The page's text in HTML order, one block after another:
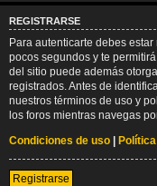
REGISTRARSE
Para autenticarte debes
pocos segundos y te
del sitio puede además
registrados. Antes de
nuestros términos de uso y
los foros mientras navegas
Condiciones de uso |
Registrarse